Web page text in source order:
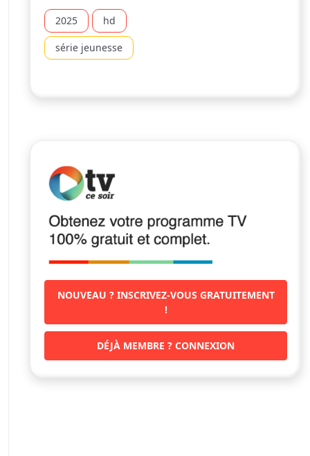
2025 hd
série jeunesse
NOUVEAU ? INSCRIVEZ-VOUS GRATUITEMENT
!
DÉJÀ MEMBRE ? CONNEXION